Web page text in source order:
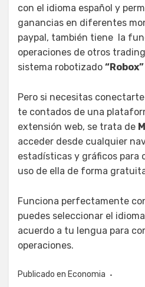
con el idioma español y
ganancias en diferentes
paypal, también tiene la
operaciones de otros
sistema robotizado “Robox”
Pero si necesitas
te contados de una
extensión web, se trata de
acceder desde cualquier
estadísticas y gráficos para
uso de ella de forma
Funciona perfectamente
puedes seleccionar el
acuerdo a tu lengua para
operaciones.
Publicado en Economia